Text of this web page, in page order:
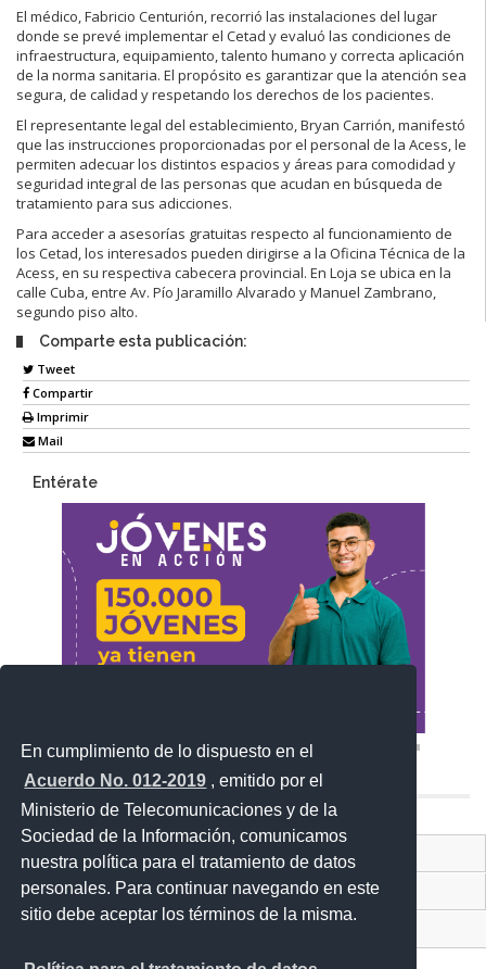
En cumplimiento de lo dispuesto en el
Acuerdo No. 012-2019 , emitido por el
Ministerio de Telecomunicaciones y de la
Sociedad de la Información, comunicamos
nuestra política para el tratamiento de datos
personales. Para continuar navegando en este
sitio debe aceptar los términos de la misma.
El médico, Fabricio Centurión, recorrió las instalaciones del lugar
donde se prevé implementar el Cetad y evaluó las condiciones de
infraestructura, equipamiento, talento humano y correcta aplicación
de la norma sanitaria. El propósito es garantizar que la atención sea
segura, de calidad y respetando los derechos de los pacientes.
El representante legal del establecimiento, Bryan Carrión, manifestó
que las instrucciones proporcionadas por el personal de la Acess, le
permiten adecuar los distintos espacios y áreas para comodidad y
seguridad integral de las personas que acudan en búsqueda de
tratamiento para sus adicciones.
Para acceder a asesorías gratuitas respecto al funcionamiento de
los Cetad, los interesados pueden dirigirse a la Oficina Técnica de la
Acess, en su respectiva cabecera provincial. En Loja se ubica en la
calle Cuba, entre Av. Pío Jaramillo Alvarado y Manuel Zambrano,
segundo piso alto.
Comparte esta publicación:
Tweet
Compartir
Imprimir
Mail
Entérate
Contacto Ciudadano Digital
Portal Trámites Ciudadanos
Sistema Nacional de Información (SNI)